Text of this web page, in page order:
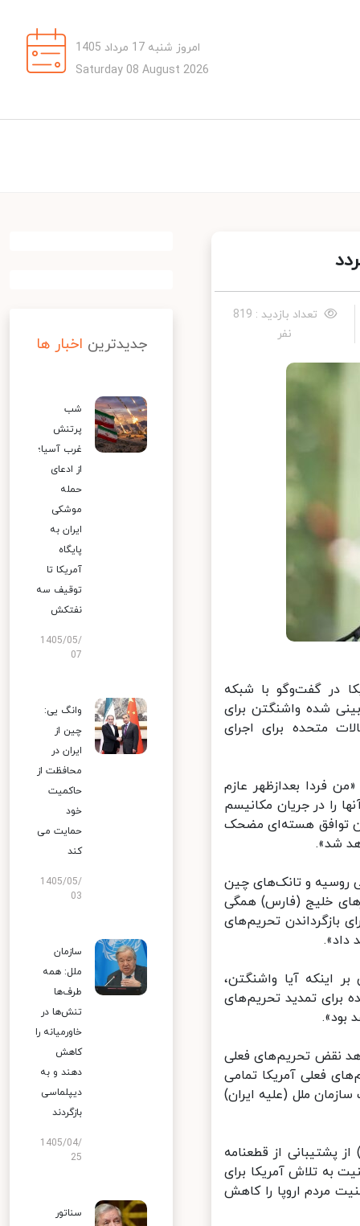
امروز شنبه 17 مرداد 1405
Saturday 08 August 2026
تعداد بازدید : 819
نفر
در گفت‌وگو با شبکه
شده واشنگتن برای
متحده برای اجرای
فردا بعدازظهر عازم
را در جریان مکانیسم
این توافق هسته‌ای مضحک
شد».
روسیه و تانک‌های چین
خلیج (فارس) همگی
تحریم‌های
اینکه آیا واشنگتن،
برای تمدید تحریم‌های
نقض تحریم‌های فعلی
فعلی آمریکا تمامی
ملل (علیه ایران)
پشتیبانی از قطعنامه
به تلاش آمریکا برای
مردم اروپا را کاهش
جدیدترین اخبار ها
شب
پرتنش
غرب آسیا؛
از ادعای
حمله
موشکی
ایران به
پایگاه
آمریکا تا
توقیف سه
نفتکش
1405/05/
07
وانگ یی:
چین از
ایران در
محافظت از
حاکمیت
خود
حمایت می
کند
1405/05/
03
سازمان
ملل: همه
طرف‌ها
تنش‌ها در
خاورمیانه را
کاهش
دهند و به
دیپلماسی
بازگردند
1405/04/
25
سناتور